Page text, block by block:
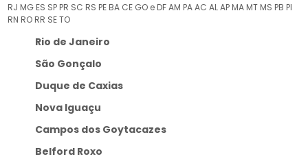
RJ MG ES SP PR SC RS PE BA CE GO e DFAM PAAC ALAP MA MT MS PB PI
RN RO RR SETO
Rio de Janeiro
São Gonçalo
Duque de Caxias
Nova Iguaçu
Campos dos Goytacazes
Belford Roxo